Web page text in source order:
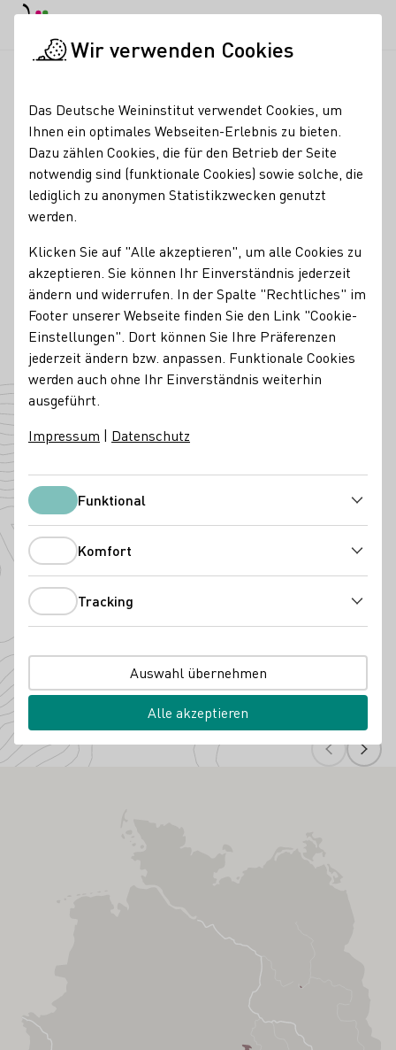
Weingut Heissler
Virtuelle und live Weinproben mit Führung
Kontakt
Weingut Heissler
67098 Bad Dürkheim Obermarkt 13 Pfalz Deutschland
FacebookTelefonnummer
Zur Website
Angebaute Rebsorten
Cabernet Sauvignon
Wir verwenden Cookies
Das Deutsche Weininstitut verwendet Cookies, um
Ihnen ein optimales Webseiten-Erlebnis zu bieten.
Dazu zählen Cookies, die für den Betrieb der Seite
notwendig sind (funktionale Cookies) sowie solche, die
lediglich zu anonymen Statistikzwecken genutzt
werden.
Klicken Sie auf "Alle akzeptieren", um alle Cookies zu
akzeptieren. Sie können Ihr Einverständnis jederzeit
ändern und widerrufen. In der Spalte "Rechtliches" im
Footer unserer Webseite finden Sie den Link "Cookie-
Einstellungen". Dort können Sie Ihre Präferenzen
jederzeit ändern bzw. anpassen. Funktionale Cookies
werden auch ohne Ihr Einverständnis weiterhin
ausgeführt.
Impressum | Datenschutz
FunktionalFunktional
Komfort
Tracking
Auswahl übernehmen
Alle akzeptieren